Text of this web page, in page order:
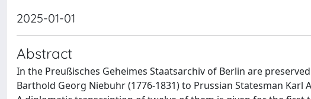
2025-01-01
Abstract
In the Preußisches Geheimes Staatsarchiv of Berlin are
Barthold Georg Niebuhr (1776-1831) to Prussian Statesman Karl